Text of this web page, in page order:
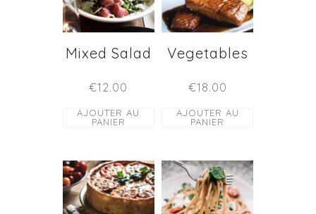
Mixed Salad
€12.00
AJOUTER AU
PANIER
Vegetables
€18.00
AJOUTER AU
PANIER